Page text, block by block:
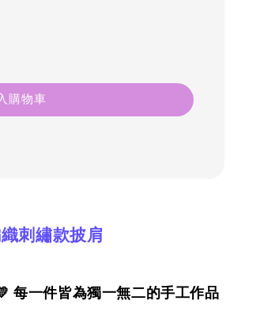
購物車
刺繡款披肩
每一件皆為獨一無二的手工作品